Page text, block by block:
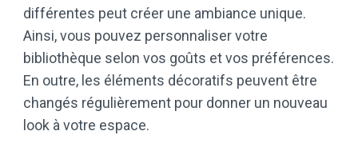
différentes peut créer une ambiance unique.
Ainsi, vous pouvez personnaliser votre
bibliothèque selon vos goûts et vos préférences.
En outre, les éléments décoratifs peuvent être
changés régulièrement pour donner un nouveau
look à votre espace.